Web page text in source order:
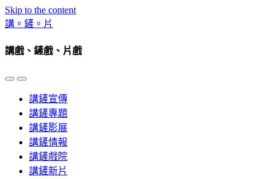
Skip to the content
講。鏟。片
講戲、鏟戲、片戲
Toggle
mobile
Toggle
search
field
講鏟宣傳
講鏟專題
講鏟影展
講鏟情報
講鏟戲院
講鏟新片